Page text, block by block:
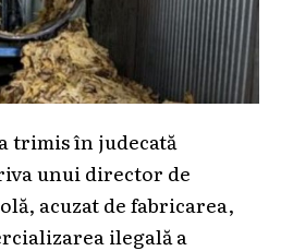
trimis în judecată
unui director de
acuzat de fabricarea,
ilegală a